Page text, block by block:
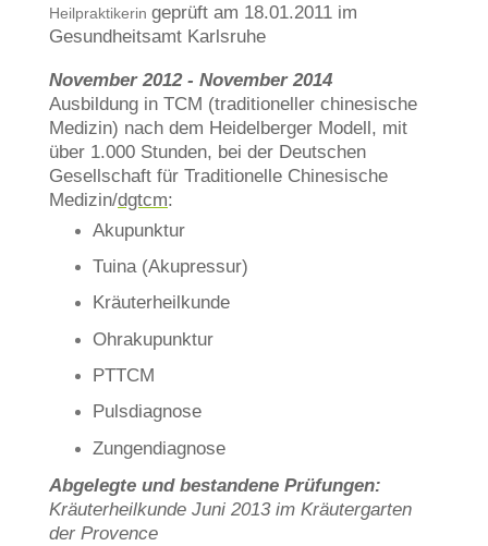
Heilpraktikerin geprüft am 18.01.2011 im
Gesundheitsamt Karlsruhe
November 2012 - November 2014
Ausbildung in TCM (traditioneller chinesische
Medizin) nach dem Heidelberger Modell, mit
über 1.000 Stunden, bei der Deutschen
Gesellschaft für Traditionelle Chinesische
Medizin/dgtcm:
Akupunktur
Tuina (Akupressur)
Kräuterheilkunde
Ohrakupunktur
PTTCM
Pulsdiagnose
Zungendiagnose
Abgelegte und bestandene Prüfungen:
Kräuterheilkunde Juni 2013 im Kräutergarten
der Provence